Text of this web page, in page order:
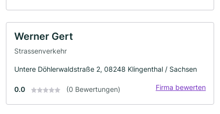
Werner Gert
Strassenverkehr
Untere Döhlerwaldstraße 2, 08248 Klingenthal / Sachsen
0.0 (0 Bewertungen) Firma bewerten